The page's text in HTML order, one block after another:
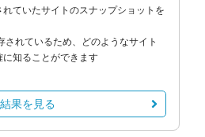
ていたサイトのスナップショットを
されているため、どのようなサイト
知ることができます
結果を見る